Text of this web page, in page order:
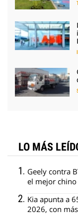
LO MÁS
Geely contra
el mejor chino
Kia apunta a
2026, con más